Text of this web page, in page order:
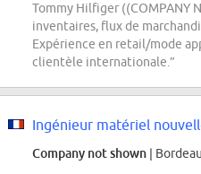
Tommy Hilfiger ((COMPANY
inventaires, flux de
Expérience en retail/mode
clientèle internationale.”
Ingénieur matériel
Company not shown |